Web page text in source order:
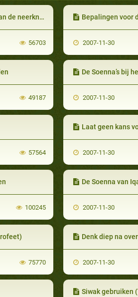
(Soezjoed)
56703
Bepalingen voor
2007-11-30
49187
De Soenna’s bij
2007-11-30
57564
Laat geen kans voorbijgaan om meer
2007-11-30
100245
De Soenna van
2007-11-30
75770
Denk diep na
2007-11-30
Siwak gebruiken